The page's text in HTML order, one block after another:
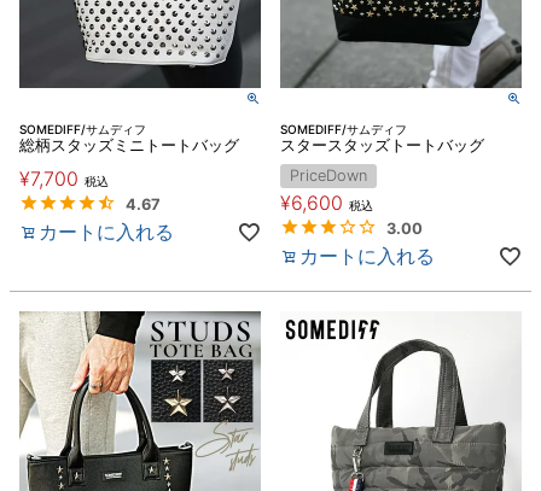
SOMEDIFF/サムディフ
総柄スタッズミニトートバッグ
¥7,700 税込
4.67
カートに入れる
SOMEDIFF/サムディフ
スタースタッズトートバッグ
PriceDown
¥6,600 税込
3.00
カートに入れる